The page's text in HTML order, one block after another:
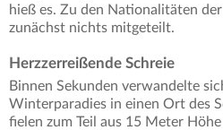
hieß es. Zu den Nationalitäten
zunächst nichts mitgeteilt.
Herzzerreißende Schreie
Binnen Sekunden verwandelte
Winterparadies in einen Ort des
fielen zum Teil aus 15 Meter